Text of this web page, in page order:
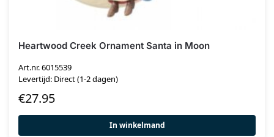
Heartwood Creek Ornament Santa in Moon
Art.nr. 6015539
Levertijd: Direct (1-2 dagen)
€27.95
In winkelmand